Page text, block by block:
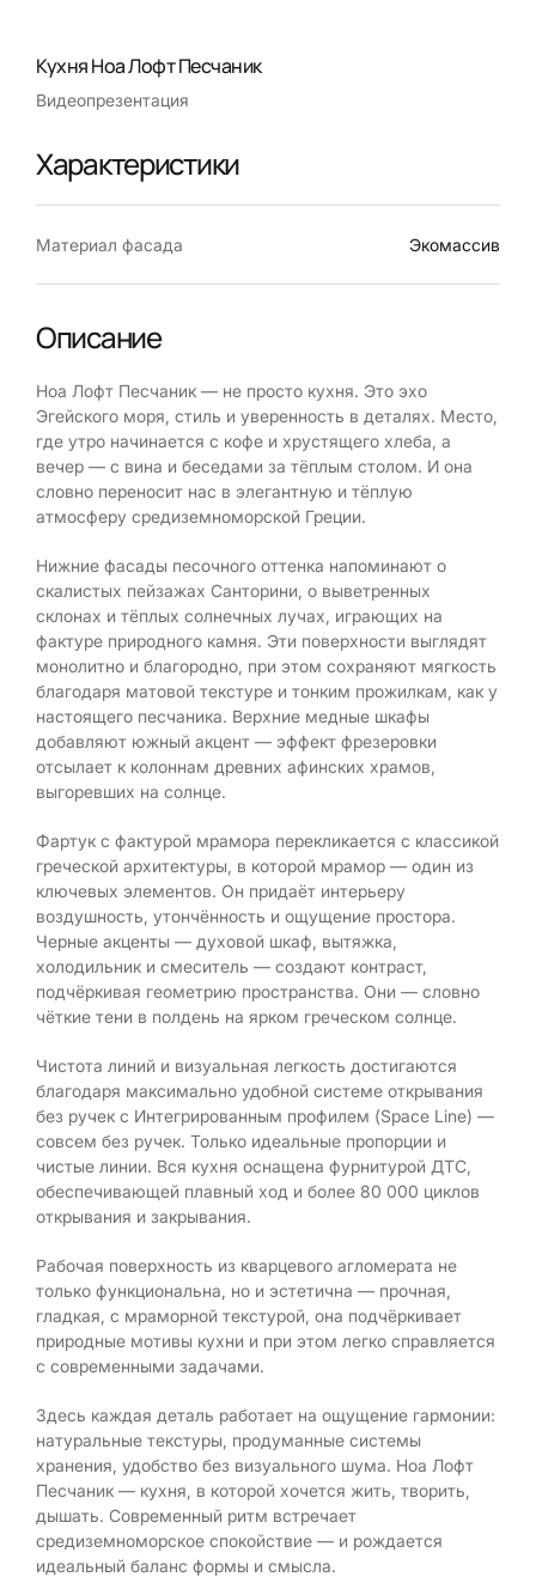
Кухня Ноа Лофт Песчаник
Видеопрезентация
Характеристики
Материал фасада Экомассив
Описание
Ноа Лофт Песчаник — не просто кухня. Это эхо
Эгейского моря, стиль и уверенность в деталях. Место,
где утро начинается с кофе и хрустящего хлеба, а
вечер — с вина и беседами за тёплым столом. И она
словно переносит нас в элегантную и тёплую
атмосферу средиземноморской Греции.
Нижние фасады песочного оттенка напоминают о
скалистых пейзажах Санторини, о выветренных
склонах и тёплых солнечных лучах, играющих на
фактуре природного камня. Эти поверхности выглядят
монолитно и благородно, при этом сохраняют мягкость
благодаря матовой текстуре и тонким прожилкам, как у
настоящего песчаника. Верхние медные шкафы
добавляют южный акцент — эффект фрезеровки
отсылает к колоннам древних афинских храмов,
выгоревших на солнце.
Фартук с фактурой мрамора перекликается с классикой
греческой архитектуры, в которой мрамор — один из
ключевых элементов. Он придаёт интерьеру
воздушность, утончённость и ощущение простора.
Черные акценты — духовой шкаф, вытяжка,
холодильник и смеситель — создают контраст,
подчёркивая геометрию пространства. Они — словно
чёткие тени в полдень на ярком греческом солнце.
Чистота линий и визуальная легкость достигаются
благодаря максимально удобной системе открывания
без ручек с Интегрированным профилем (Space Line) —
совсем без ручек. Только идеальные пропорции и
чистые линии. Вся кухня оснащена фурнитурой ДТС,
обеспечивающей плавный ход и более 80 000 циклов
открывания и закрывания.
Рабочая поверхность из кварцевого агломерата не
только функциональна, но и эстетична — прочная,
гладкая, с мраморной текстурой, она подчёркивает
природные мотивы кухни и при этом легко справляется
с современными задачами.
Здесь каждая деталь работает на ощущение гармонии:
натуральные текстуры, продуманные системы
хранения, удобство без визуального шума. Ноа Лофт
Песчаник — кухня, в которой хочется жить, творить,
дышать. Современный ритм встречает
средиземноморское спокойствие — и рождается
идеальный баланс формы и смысла.